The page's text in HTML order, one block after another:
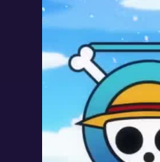
Аниме "Ван Пис"
выпускаются
время за
ведь в каждой
чудаки.